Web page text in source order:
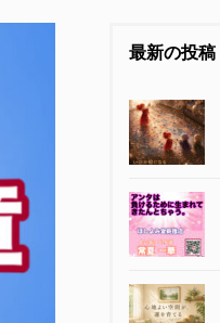
最新の投稿